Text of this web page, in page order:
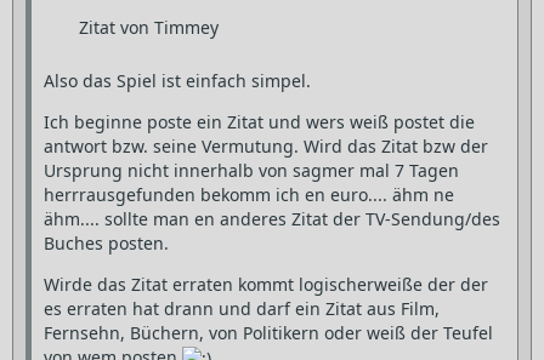
Zitat von Timmey
Also das Spiel ist einfach simpel.
Ich beginne poste ein Zitat und wers weiß postet die
antwort bzw. seine Vermutung. Wird das Zitat bzw der
Ursprung nicht innerhalb von sagmer mal 7 Tagen
herrrausgefunden bekomm ich en euro.... ähm ne
ähm.... sollte man en anderes Zitat der TV-Sendung/des
Buches posten.
Wirde das Zitat erraten kommt logischerweiße der der
es erraten hat drann und darf ein Zitat aus Film,
Fernsehn, Büchern, von Politikern oder weiß der Teufel